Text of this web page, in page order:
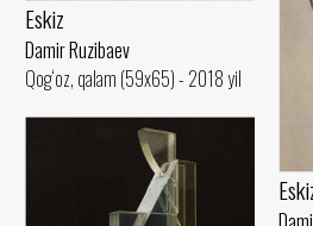
Eskiz
Damir Ruzibaev
Qog‘oz, qalam (59x65) - 2018 yil